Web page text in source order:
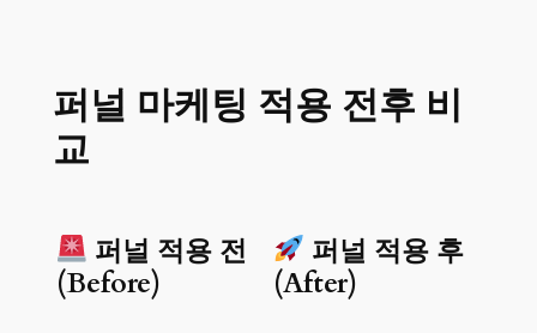
퍼널 마케팅 적용 전후 비
교
퍼널 적용 전
(Before)
퍼널 적용 후
(After)